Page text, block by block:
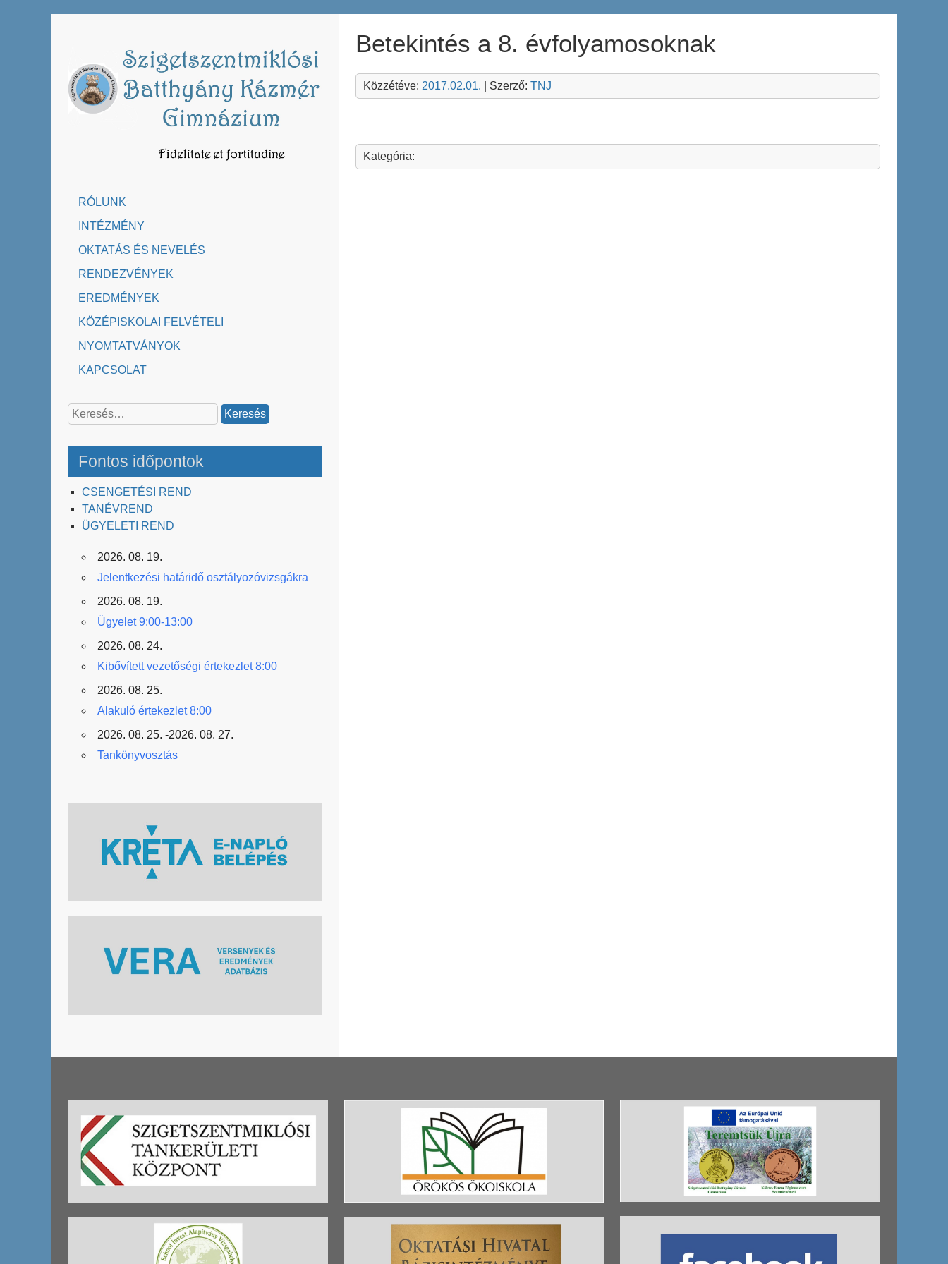
RÓLUNK
INTÉZMÉNY
OKTATÁS ÉS NEVELÉS
RENDEZVÉNYEK
EREDMÉNYEK
KÖZÉPISKOLAI FELVÉTELI
NYOMTATVÁNYOK
KAPCSOLAT
Keresés:
Fontos időpontok
CSENGETÉSI REND
TANÉVREND
ÜGYELETI REND
2026. 08. 19.
Jelentkezési határidő osztályozóvizsgákra
2026. 08. 19.
Ügyelet 9:00-13:00
2026. 08. 24.
Kibővített vezetőségi értekezlet 8:00
2026. 08. 25.
Alakuló értekezlet 8:00
2026. 08. 25. -2026. 08. 27.
Tankönyvosztás
Betekintés a 8. évfolyamosoknak
Közzétéve: 2017.02.01. | Szerző: TNJ
Kategória: